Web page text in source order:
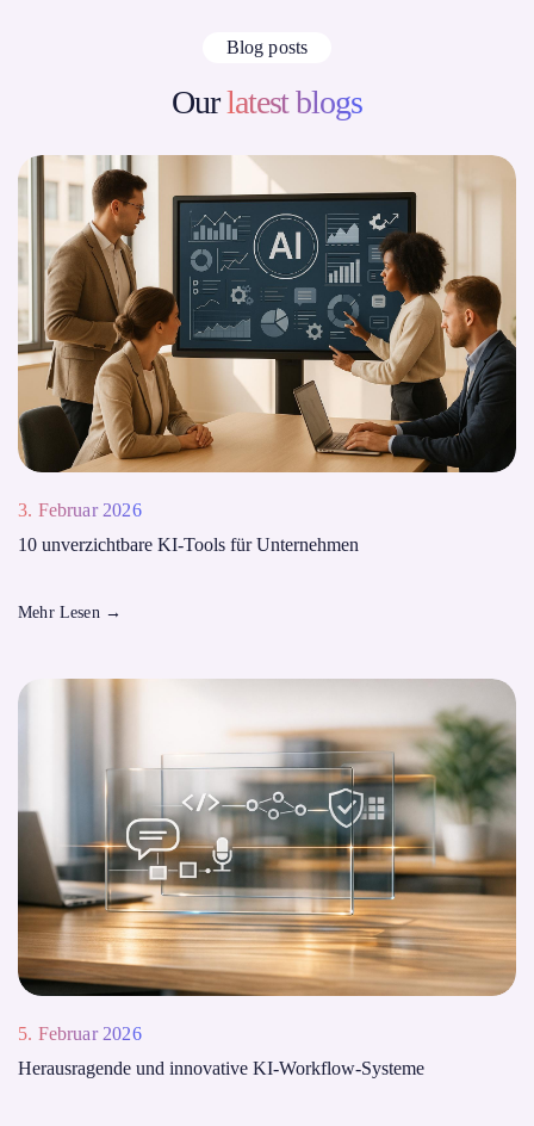
Blog posts
Ourlatest blogs
3. Februar 2026
10 unverzichtbare KI-Tools für Unternehmen
Mehr Lesen →
5. Februar 2026
Herausragende und innovative KI-Workflow-Systeme